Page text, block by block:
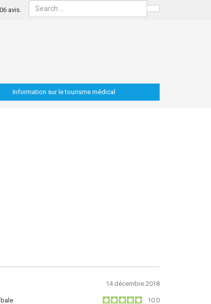
Search
avis.
Information sur le tourisme médical
14 décembre 2018
10.0